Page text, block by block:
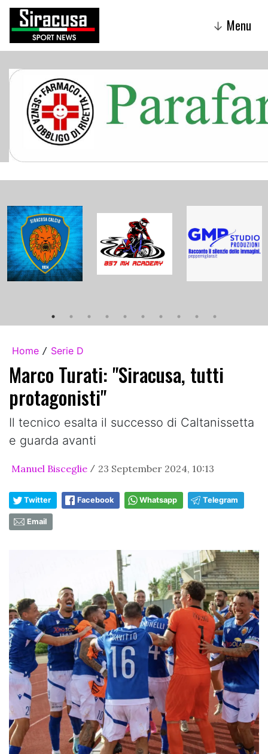
↓ Menu
Home / Serie D
Marco Turati: "Siracusa, tutti
protagonisti"
Il tecnico esalta il successo di Caltanissetta
e guarda avanti
Manuel Bisceglie / 23 September 2024, 10:13
Twitter Facebook Whatsapp Telegram
Email